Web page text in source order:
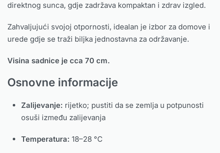
direktnog sunca, gdje zadržava kompaktan i zdrav izgled.
Zahvaljujući svojoj otpornosti, idealan je izbor za domove i
urede gdje se traži biljka jednostavna za održavanje.
Visina sadnice je cca 70 cm.
Osnovne informacije
Zalijevanje: rijetko; pustiti da se zemlja u potpunosti
osuši između zalijevanja
Temperatura: 18–28 °C